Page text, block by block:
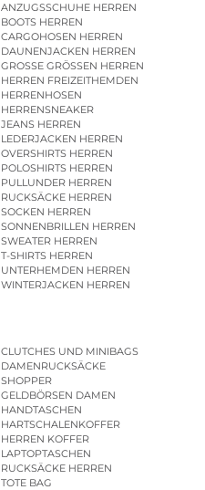
ANZUGSSCHUHE HERREN
BOOTS HERREN
CARGOHOSEN HERREN
DAUNENJACKEN HERREN
GROSSE GRÖSSEN HERREN
HERREN FREIZEITHEMDEN
HERRENHOSEN
HERRENSNEAKER
JEANS HERREN
LEDERJACKEN HERREN
OVERSHIRTS HERREN
POLOSHIRTS HERREN
PULLUNDER HERREN
RUCKSÄCKE HERREN
SOCKEN HERREN
SONNENBRILLEN HERREN
SWEATER HERREN
T-SHIRTS HERREN
UNTERHEMDEN HERREN
WINTERJACKEN HERREN
CLUTCHES UND MINIBAGS
DAMENRUCKSÄCKE
SHOPPER
GELDBÖRSEN DAMEN
HANDTASCHEN
HARTSCHALENKOFFER
HERREN KOFFER
LAPTOPTASCHEN
RUCKSÄCKE HERREN
TOTE BAG